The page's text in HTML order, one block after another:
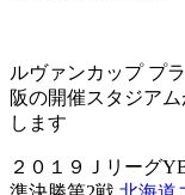
ルヴァンカップ プ
阪の開催スタジア
します
２０１９Ｊリーグ